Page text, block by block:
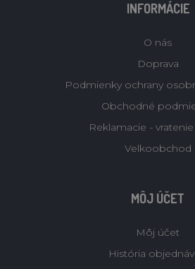
INFORMÁCIE
O nás
Doprava
Podmienky ochrany
Obchodné
Reklamacie -
Velkoobchod
MÔJ ÚČET
Môj účet
História